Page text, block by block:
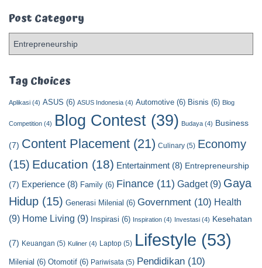
Post Category
t
a
e
g
r
y
Tag Choices
Aplikasi (4) ASUS (6) ASUS Indonesia (4) Automotive (6) Bisnis (6) Blog
Competition (4) Blog Contest (39) Budaya (4) Business
(7) Content Placement (21) Culinary (5) Economy
(15) Education (18) Entertainment (8) Entrepreneurship
(7) Experience (8) Family (6) Finance (11) Gadget(9) Gaya
Hidup (15) Generasi Milenial (6) Government (10) Health
(9) Home Living (9) Inspirasi (6) Inspiration (4) Investasi (4) Kesehatan
(7) Keuangan (5) Kuliner (4) Laptop (5) Lifestyle (53)
Milenial (6) Otomotif (6) Pariwisata (5) Pendidikan (10)